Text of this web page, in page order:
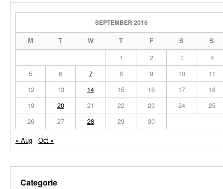
SEPTEMBER 2016
M T W T F S S
1 2 3
4
5
6 7 8 9 10
11
12
13 14 15 16 17
18
19
20 21 22 23 24
25
26
27 28 29
30
« Aug
Oct »
Categorie